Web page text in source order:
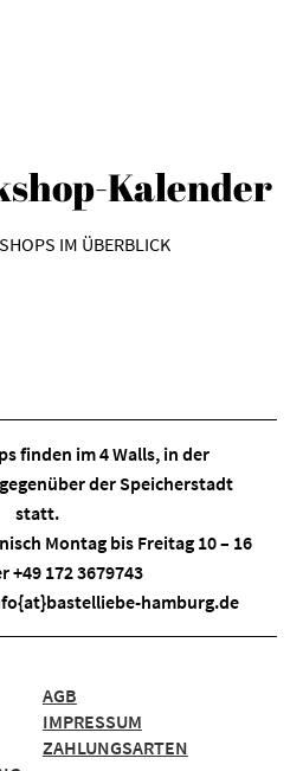
Kalender
IM ÜBERBLICK
finden im4 Walls, in der
gegenüber der Speicherstadt
statt.
Montag bis Freitag 10 – 16
+49 172 3679743
hamburg.de
AGB
IMPRESSUM
ZAHLUNGSARTEN